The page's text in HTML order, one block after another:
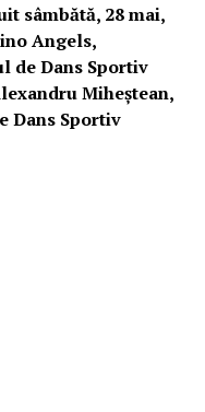
sâmbătă, 28 mai,
Angels,
de Dans Sportiv
Miheștean,
Dans Sportiv